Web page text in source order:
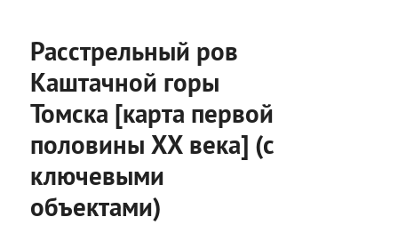
Расстрельный ров
Каштачной горы
Томска [карта первой
половины ХХ века] (с
ключевыми
объектами)